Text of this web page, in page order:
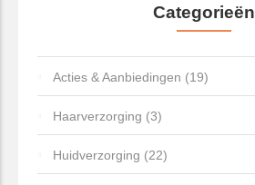
Categorieën
Acties & Aanbiedingen (19)
Haarverzorging (3)
Huidverzorging (22)